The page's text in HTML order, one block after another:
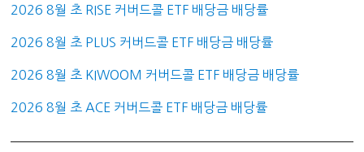
2026 8월 초 RISE 커버드콜 ETF 배당금 배당률
2026 8월 초 PLUS 커버드콜 ETF 배당금 배당률
2026 8월 초 KIWOOM 커버드콜 ETF 배당금 배당률
2026 8월 초 ACE 커버드콜 ETF 배당금 배당률